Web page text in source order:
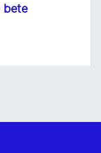
bete